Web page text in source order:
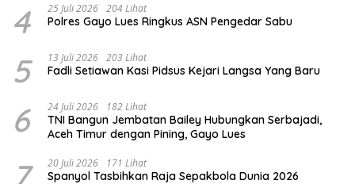
4 25 Juli 2026 204 Lihat
Polres Gayo Lues Ringkus ASN Pengedar Sabu
5 13 Juli 2026 203 Lihat
Fadli Setiawan Kasi Pidsus Kejari Langsa Yang Baru
6 24 Juli 2026 182 Lihat
TNI Bangun Jembatan Bailey Hubungkan Serbajadi,
Aceh Timur dengan Pining, Gayo Lues
7 20 Juli 2026 171 Lihat
Spanyol Tasbihkan Raja Sepakbola Dunia 2026